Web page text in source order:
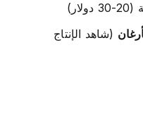
(شاهد الإنتاج